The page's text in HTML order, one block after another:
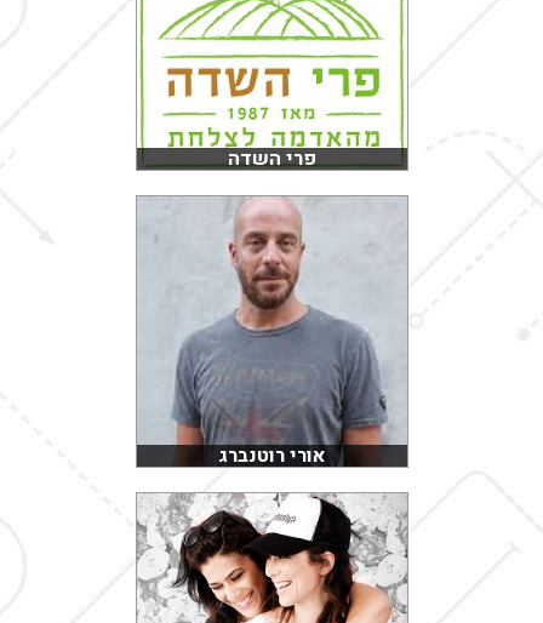
פרי השדה
אורי רוטנברג